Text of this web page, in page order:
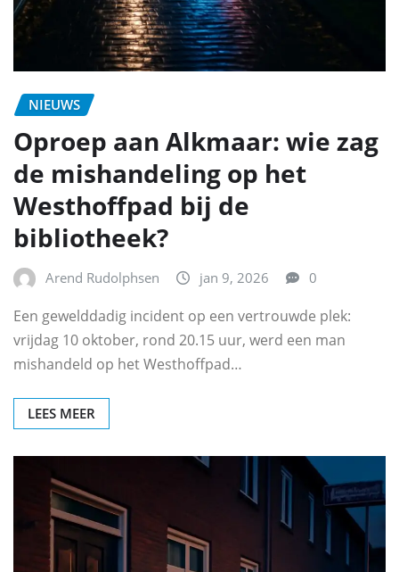
NIEUWS
Oproep aan Alkmaar: wie zag
de mishandeling op het
Westhoffpad bij de
bibliotheek?
Arend Rudolphsen jan 9, 2026 0
Een gewelddadig incident op een vertrouwde plek:
vrijdag 10 oktober, rond 20.15 uur, werd een man
mishandeld op het Westhoffpad…
LEES MEER